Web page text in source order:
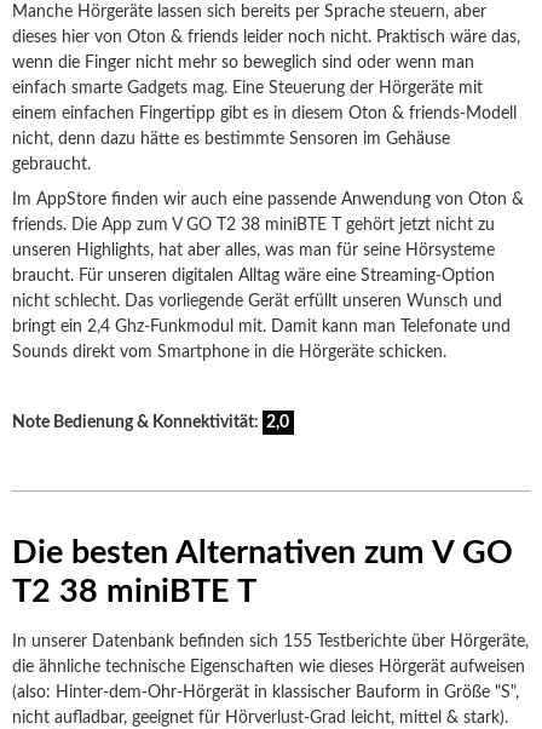
Manche Hörgeräte lassen sich bereits per Sprache steuern, aber
dieses hier von Oton & friends leider noch nicht. Praktisch wäre das,
wenn die Finger nicht mehr so beweglich sind oder wenn man
einfach smarte Gadgets mag. Eine Steuerung der Hörgeräte mit
einem einfachen Fingertipp gibt es in diesem Oton & friends-Modell
nicht, denn dazu hätte es bestimmte Sensoren im Gehäuse
gebraucht.
Im AppStore finden wir auch eine passende Anwendung von Oton &
friends. Die App zum V GO T2 38 miniBTE T gehört jetzt nicht zu
unseren Highlights, hat aber alles, was man für seine Hörsysteme
braucht. Für unseren digitalen Alltag wäre eine Streaming-Option
nicht schlecht. Das vorliegende Gerät erfüllt unseren Wunsch und
bringt ein 2,4 Ghz-Funkmodul mit. Damit kann man Telefonate und
Sounds direkt vom Smartphone in die Hörgeräte schicken.
Note Bedienung & Konnektivität: 2,0
Die besten Alternativen zum V GO
T2 38 miniBTE T
In unserer Datenbank befinden sich 155 Testberichte über Hörgeräte,
die ähnliche technische Eigenschaften wie dieses Hörgerät aufweisen
(also: Hinter-dem-Ohr-Hörgerät in klassischer Bauform in Größe "S",
nicht aufladbar, geeignet für Hörverlust-Grad leicht, mittel & stark).